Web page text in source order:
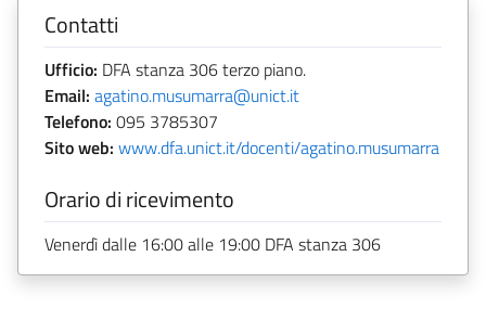
Contatti
Ufficio: DFA stanza 306 terzo piano.
Email: agatino.musumarra@unict.it
Telefono: 095 3785307
Sito web: www.dfa.unict.it/docenti/agatino.musumarra
Orario di ricevimento
Venerdì dalle 16:00 alle 19:00 DFA stanza 306